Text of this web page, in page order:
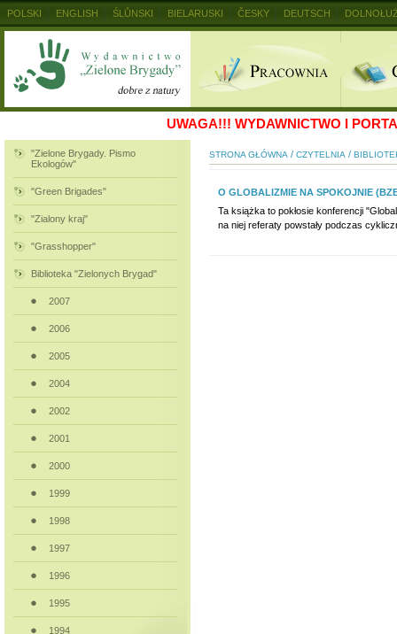
UWAGA!!! WYDAWNICTWO I
"Zielone Brygady. Pismo
Ekologów"
"Green Brigades"
"Zialony kraj"
"Grasshopper"
Biblioteka "Zielonych Brygad"
2007
2006
2005
2004
2002
2001
2000
1999
1998
1997
1996
1995
1994
STRONA GŁÓWNA / CZYTELNIA /
O GLOBALIZMIE NA SPOKOJNIE
Ta książka to pokłosie konferencji
na niej referaty powstały podczas
POLSKI ENGLISH ŚLŮNSKI BIELARUSKI ČESKY DEUTSCH